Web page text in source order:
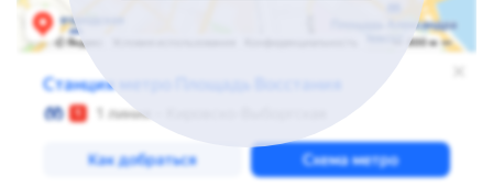
бутики, онлайн)
Производственные мощности
Винодельня400 м² с современным оборудованием
Подвалы для выдержки (дубовые бочки 225л и 500л)